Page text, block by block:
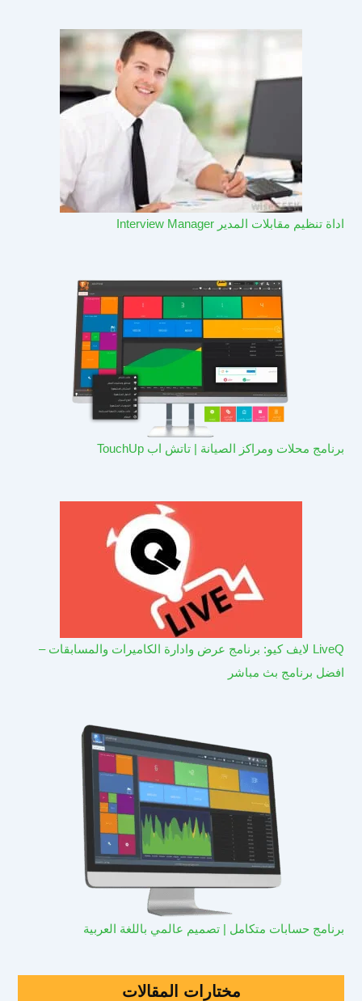
اداة تنظيم مقابلات المدير Interview Manager
برنامج محلات ومراكز الصيانة | تاتش اب TouchUp
LiveQ لايف كيو: برنامج عرض وادارة الكاميرات والمسابقات –
افضل برنامج بث مباشر
برنامج حسابات متكامل | تصميم عالمي باللغة العربية
مختارات المقالات